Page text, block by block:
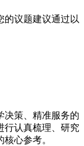
的议题建议通过以
决策、精准服务的
行认真梳理、研究
心参考。